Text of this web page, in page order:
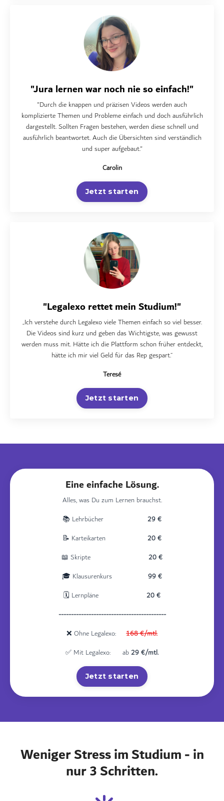
"Jura lernen war noch nie so einfach!"
"Durch die knappen und präzisen Videos werden auch
komplizierte Themen und Probleme einfach und doch ausführlich
dargestellt. Sollten Fragen bestehen, werden diese schnell und
ausführlich beantwortet. Auch die Übersichten sind verständlich
und super aufgebaut."
Carolin
Jetzt starten
"Legalexo rettet mein Studium!"
„Ich verstehe durch Legalexo viele Themen einfach so viel besser.
Die Videos sind kurz und geben das Wichtigste, was gewusst
werden muss mit. Hätte ich die Plattform schon früher entdeckt,
hätte ich mir viel Geld für das Rep gespart.“
Teresé
Jetzt starten
Eine einfache Lösung.
Alles, was Du zum Lernen brauchst.
📚 Lehrbücher 29 €
📝 Karteikarten 20 €
📖 Skripte 20 €
🎓 Klausurenkurs 99 €
🗓️ Lernpläne 20 €
-------------------------------------------
❌ Ohne Legalexo: 168€/mtl.
✅ Mit Legalexo: ab29 €/mtl.
Jetzt starten
Weniger Stress im Studium - in
nur 3 Schritten.